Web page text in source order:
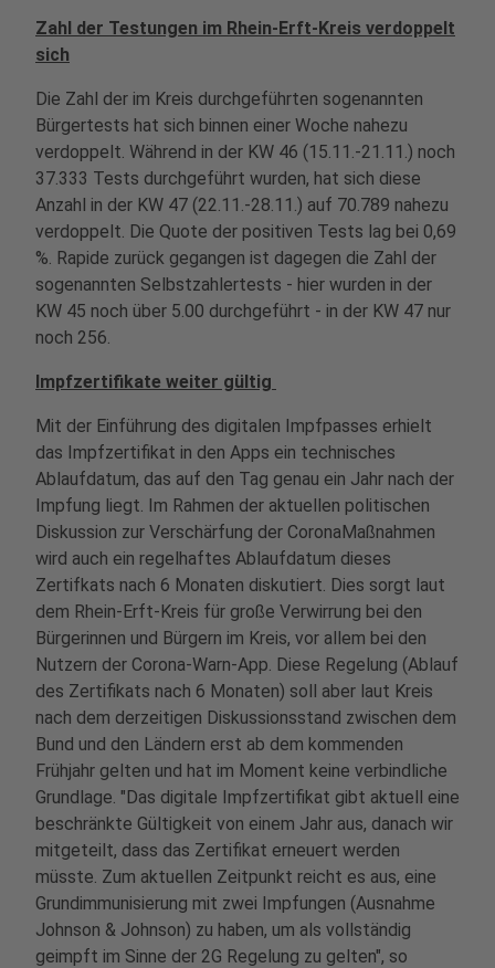
Zahl der Testungen im Rhein-Erft-Kreis verdoppelt
sich
Die Zahl der im Kreis durchgeführten sogenannten
Bürgertests hat sich binnen einer Woche nahezu
verdoppelt. Während in der KW 46 (15.11.-21.11.) noch
37.333 Tests durchgeführt wurden, hat sich diese
Anzahl in der KW 47 (22.11.-28.11.) auf 70.789 nahezu
verdoppelt. Die Quote der positiven Tests lag bei 0,69
%. Rapide zurück gegangen ist dagegen die Zahl der
sogenannten Selbstzahlertests - hier wurden in der
KW 45 noch über 5.00 durchgeführt - in der KW 47 nur
noch 256.
Impfzertifikate weiter gültig
Mit der Einführung des digitalen Impfpasses erhielt
das Impfzertifikat in den Apps ein technisches
Ablaufdatum, das auf den Tag genau ein Jahr nach der
Impfung liegt. Im Rahmen der aktuellen politischen
Diskussion zur Verschärfung der CoronaMaßnahmen
wird auch ein regelhaftes Ablaufdatum dieses
Zertifkats nach 6 Monaten diskutiert. Dies sorgt laut
dem Rhein-Erft-Kreis für große Verwirrung bei den
Bürgerinnen und Bürgern im Kreis, vor allem bei den
Nutzern der Corona-Warn-App. Diese Regelung (Ablauf
des Zertifikats nach 6 Monaten) soll aber laut Kreis
nach dem derzeitigen Diskussionsstand zwischen dem
Bund und den Ländern erst ab dem kommenden
Frühjahr gelten und hat im Moment keine verbindliche
Grundlage. "Das digitale Impfzertifikat gibt aktuell eine
beschränkte Gültigkeit von einem Jahr aus, danach wir
mitgeteilt, dass das Zertifikat erneuert werden
müsste. Zum aktuellen Zeitpunkt reicht es aus, eine
Grundimmunisierung mit zwei Impfungen (Ausnahme
Johnson & Johnson) zu haben, um als vollständig
geimpft im Sinne der 2G Regelung zu gelten", so